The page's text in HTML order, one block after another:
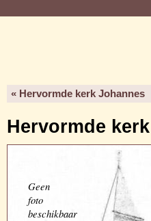
« Hervormde kerk Johannes
Hervormde
Geen
foto
beschikbaar